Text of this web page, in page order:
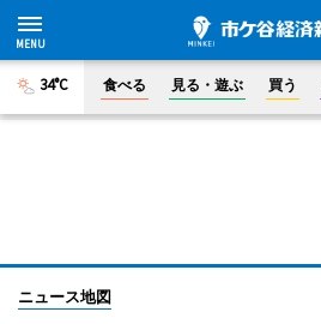
34°C 食べる 見る・遊ぶ 買う
ニュース地図